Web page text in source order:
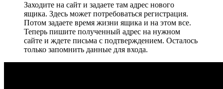
Заходите на сайт и задаете там адрес нового
ящика. Здесь может потребоваться регистрация.
Потом задаете время жизни ящика и на этом все.
Теперь пишите полученный адрес на нужном
сайте и ждете письма с подтверждением. Осталось
только запомнить данные для входа.